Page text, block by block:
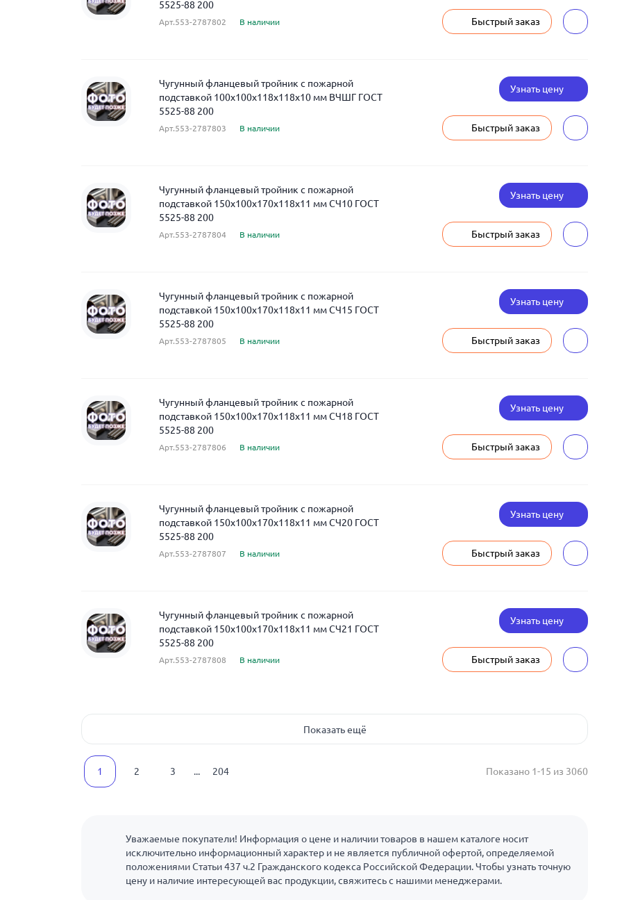
5525-88 200
Арт.553-2787802 В наличии Быстрый заказ
Чугунный фланцевый тройник с пожарной
подставкой 100x100x118x118x10 мм ВЧШГ ГОСТ
5525-88 200
Арт.553-2787803 В наличии
Узнать цену
Быстрый заказ
Чугунный фланцевый тройник с пожарной
подставкой 150x100x170x118x11 мм СЧ10 ГОСТ
5525-88 200
Арт.553-2787804 В наличии
Узнать цену
Быстрый заказ
Чугунный фланцевый тройник с пожарной
подставкой 150x100x170x118x11 мм СЧ15 ГОСТ
5525-88 200
Арт.553-2787805 В наличии
Узнать цену
Быстрый заказ
Чугунный фланцевый тройник с пожарной
подставкой 150x100x170x118x11 мм СЧ18 ГОСТ
5525-88 200
Арт.553-2787806 В наличии
Узнать цену
Быстрый заказ
Чугунный фланцевый тройник с пожарной
подставкой 150x100x170x118x11 мм СЧ20 ГОСТ
5525-88 200
Арт.553-2787807 В наличии
Узнать цену
Быстрый заказ
Чугунный фланцевый тройник с пожарной
подставкой 150x100x170x118x11 мм СЧ21 ГОСТ
5525-88 200
Арт.553-2787808 В наличии
Узнать цену
Быстрый заказ
Показать ещё
1 2 3 ... 204 Показано 1-15 из 3060
Уважаемые покупатели! Информация о цене и наличии товаров в нашем каталоге носит
исключительно информационный характер и не является публичной офертой, определяемой
положениями Статьи 437 ч.2 Гражданского кодекса Российской Федерации. Чтобы узнать точную
цену и наличие интересующей вас продукции, свяжитесь с нашими менеджерами.